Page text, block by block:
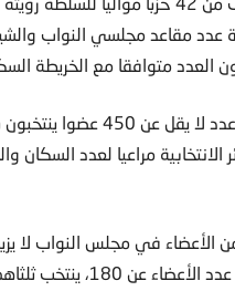
عدد مقاعد مجلسي النواب
وتنص هذه المادة على أن “يشكل
مراعيا لعدد السكان
تعيين عدد من الأعضاء في مجلس
إجمالي النواب، أما في حالة مجلس